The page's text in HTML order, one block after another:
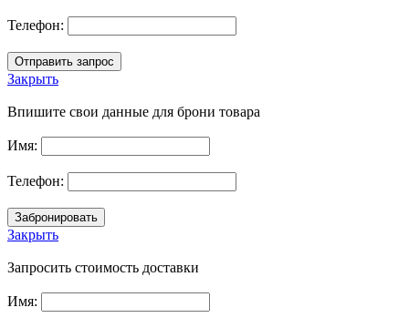
Телефон:
Закрыть
Впишите свои данные для брони товара
Имя:
Телефон:
Закрыть
Запросить стоимость доставки
Имя: